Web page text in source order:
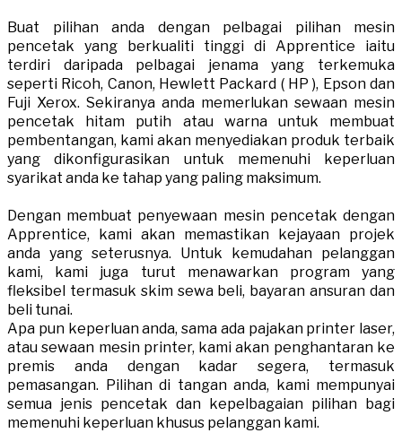
Buat pilihan anda dengan pelbagai pilihan mesin
pencetak yang berkualiti tinggi di Apprentice iaitu
terdiri daripada pelbagai jenama yang terkemuka
seperti Ricoh, Canon, Hewlett Packard ( HP ), Epson dan
Fuji Xerox. Sekiranya anda memerlukan sewaan mesin
pencetak hitam putih atau warna untuk membuat
pembentangan, kami akan menyediakan produk terbaik
yang dikonfigurasikan untuk memenuhi keperluan
syarikat anda ke tahap yang paling maksimum.
Dengan membuat penyewaan mesin pencetak dengan
Apprentice, kami akan memastikan kejayaan projek
anda yang seterusnya. Untuk kemudahan pelanggan
kami, kami juga turut menawarkan program yang
fleksibel termasuk skim sewa beli, bayaran ansuran dan
beli tunai.
Apa pun keperluan anda, sama ada pajakan printer laser,
atau sewaan mesin printer, kami akan penghantaran ke
premis anda dengan kadar segera, termasuk
pemasangan. Pilihan di tangan anda, kami mempunyai
semua jenis pencetak dan kepelbagaian pilihan bagi
memenuhi keperluan khusus pelanggan kami.